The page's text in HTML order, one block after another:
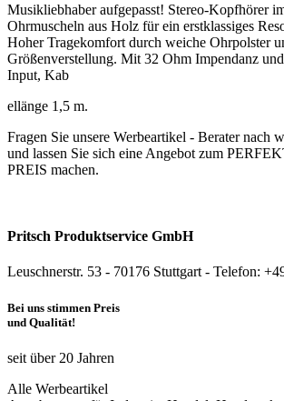
Musikliebhaber aufgepasst! Stereo-Kopfhörer
Ohrmuscheln aus Holz für ein erstklassiges
Hoher Tragekomfort durch weiche Ohrpolster
Größenverstellung. Mit 32 Ohm Impendanz
Input, Kab
ellänge 1,5 m.
Fragen Sie unsere Werbeartikel - Berater nach
und lassen Sie sich eine Angebot zum
PREIS machen.
Pritsch Produktservice GmbH
Leuschnerstr. 53 - 70176 Stuttgart - Telefon:
Bei uns stimmen Preis
und Qualität!
seit über 20 Jahren
Alle Werbeartikel